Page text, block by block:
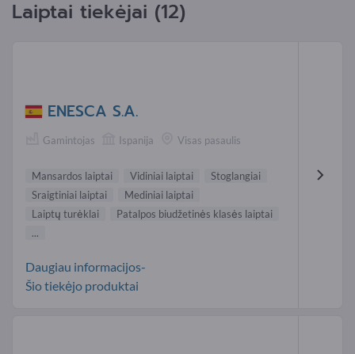
Laiptai tiekėjai (12)
ENESCA S.A.
Gamintojas Ispanija Visas pasaulis
Mansardos laiptai Vidiniai laiptai
Stoglangiai
Sraigtiniai laiptai
Mediniai laiptai
Laiptų turėklai
Patalpos biudžetinės klasės laiptai
...
Daugiau informacijos-
Šio tiekėjo produktai